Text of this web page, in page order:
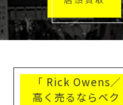
「 Rick Owens
高く売るならベク